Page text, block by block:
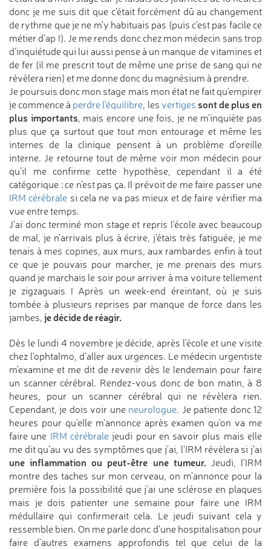
donc je me suis dit que c'était forcément dû au changement
de rythme que je ne m'y habituais pas (puis c'est pas facile ce
métier d'ap !). Je me rends donc chez mon médecin sans trop
d'inquiétude qui lui aussi pense à un manque de vitamines et
de fer (il me prescrit tout de même une prise de sang qui ne
révèlera rien) et me donne donc du magnésium à prendre.
Je poursuis donc mon stage mais mon état ne fait qu'empirer
je commence à perdre l'équilibre, les vertiges sont de plus en
plus importants, mais encore une fois, je ne m'inquiète pas
plus que ça surtout que tout mon entourage et même les
internes de la clinique pensent à un problème d'oreille
interne. Je retourne tout de même voir mon médecin pour
qu'il me confirme cette hypothèse, cependant il a été
catégorique : ce n'est pas ça. Il prévoit de me faire passer une
IRM cérébrale si cela ne va pas mieux et de faire vérifier ma
vue entre temps.
J'ai donc terminé mon stage et repris l'école avec beaucoup
de mal, je n'arrivais plus à écrire, j'étais très fatiguée, je me
tenais à mes copines, aux murs, aux rambardes enfin à tout
ce que je pouvais pour marcher, je me prenais des murs
quand je marchais le soir pour arriver à ma voiture tellement
je zigzaguais ! Après un week-end éreintant, où je suis
tombée à plusieurs reprises par manque de force dans les
jambes, je décide de réagir.
Dès le lundi 4 novembre je décide, après l'école et une visite
chez l'ophtalmo, d'aller aux urgences. Le médecin urgentiste
m'examine et me dit de revenir dès le lendemain pour faire
un scanner cérébral. Rendez-vous donc de bon matin, à 8
heures, pour un scanner cérébral qui ne révèlera rien.
Cependant, je dois voir une neurologue. Je patiente donc 12
heures pour qu'elle m'annonce après examen qu'on va me
faire une IRM cérébralejeudi pour en savoir plus mais elle
me dit qu'au vu des symptômes que j'ai, l'IRM révèlera si j'ai
une inflammation ou peut-être une tumeur. Jeudi, l'IRM
montre des taches sur mon cerveau, on m'annonce pour la
première fois la possibilité que j'ai une sclérose en plaques
mais je dois patienter une semaine pour faire une IRM
médullaire qui confirmerait cela. Le jeudi suivant cela y
ressemble bien. On me parle donc d'une hospitalisation pour
faire d'autres examens approfondis tel que celui de la